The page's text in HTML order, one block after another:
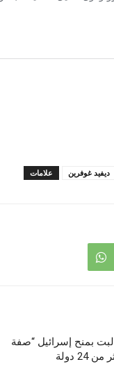
علامات ديفيد غوفرين
بمنح إسرائيل “صفة
دولة